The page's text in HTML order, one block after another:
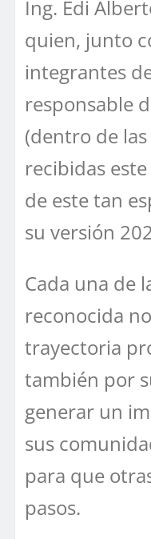
Ing. Edi
quien, junto
integrantes
responsable
(dentro de
recibidas
de este tan
su versión
Cada una de
reconocida
trayectoria
también por
generar un
sus
para que
pasos.